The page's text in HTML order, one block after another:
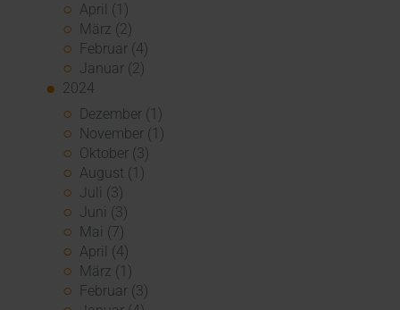
April (1)
März (2)
Februar (4)
Januar (2)
2024
Dezember (1)
November (1)
Oktober (3)
August (1)
Juli (3)
Juni (3)
Mai (7)
April (4)
März (1)
Februar (3)